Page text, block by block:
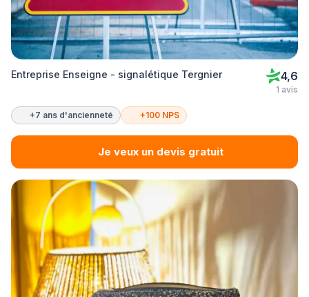
Entreprise Enseigne - signalétique Tergnier 4,6
1 avis
+7 ans d'ancienneté +100 NPS
Je veux un devis gratuit